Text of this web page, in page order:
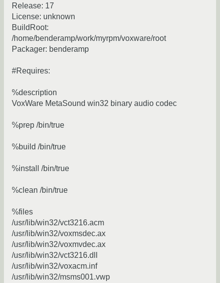
Release: 17
License: unknown
BuildRoot:
/home/benderamp/work/myrpm/voxware/root
Packager: benderamp
#Requires:
%description
VoxWare MetaSound win32 binary audio codec
%prep /bin/true
%build /bin/true
%install /bin/true
%clean /bin/true
%files
/usr/lib/win32/vct3216.acm
/usr/lib/win32/voxmsdec.ax
/usr/lib/win32/voxmvdec.ax
/usr/lib/win32/vct3216.dll
/usr/lib/win32/voxacm.inf
/usr/lib/win32/msms001.vwp